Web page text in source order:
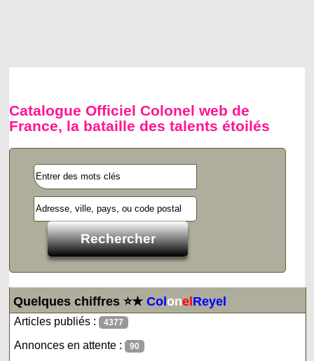
Catalogue Officiel Colonel web de
France, la bataille des talents étoilés
Quelques chiffres ⭐★ColonelReyel
Articles publiés : 4377
Annonces en attente : 90